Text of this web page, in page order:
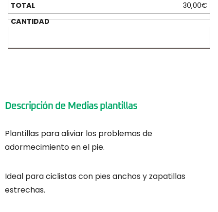
30,00€
Descripción de Medias plantillas
Plantillas para aliviar los problemas de
adormecimiento en el pie.
Ideal para ciclistas con pies anchos y zapatillas
estrechas.